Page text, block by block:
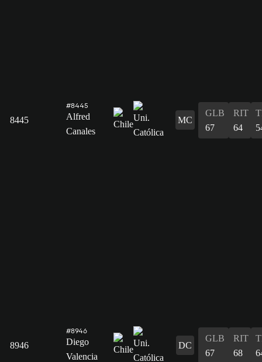
8445
#8445
Alfred
Canales
MC
GLB
67
RIT
64
8946
#8946
Diego
Valencia
DC
GLB
67
RIT
68